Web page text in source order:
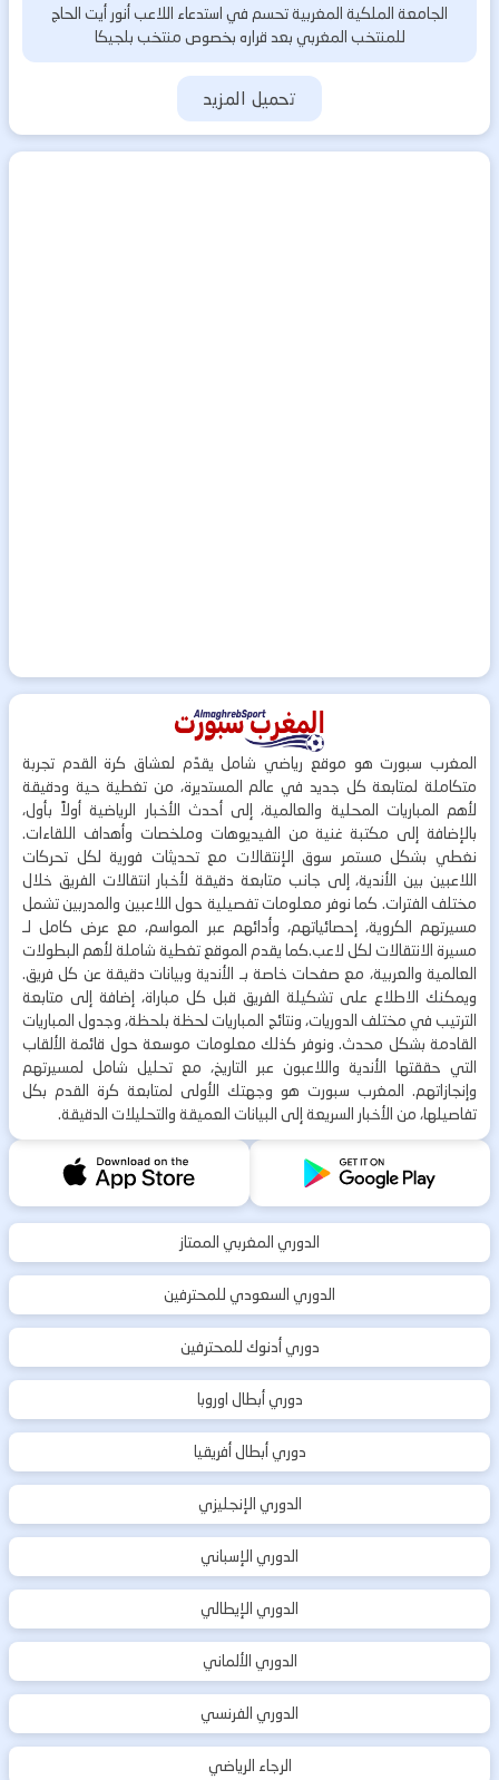
الجامعة الملكية المغربية تحسم في استدعاء اللاعب أنور أيت الحاج
للمنتخب المغربي بعد قراره بخصوص منتخب بلجيكا
تحميل المزيد
المغرب سبورت هو موقع رياضي شامل يقدّم لعشاق كرة القدم تجربة
متكاملة لمتابعة كل جديد في عالم المستديرة، من تغطية حية ودقيقة
لأهم المباريات المحلية والعالمية، إلى أحدث الأخبار الرياضية أولاً بأول،
بالإضافة إلى مكتبة غنية من الفيديوهات وملخصات وأهداف اللقاءات.
نغطي بشكل مستمر سوق الإنتقالات مع تحديثات فورية لكل تحركات
اللاعبين بين الأندية، إلى جانب متابعة دقيقة لأخبار انتقالات الفريق خلال
مختلف الفترات. كما نوفر معلومات تفصيلية حول اللاعبين والمدربين تشمل
مسيرتهم الكروية، إحصائياتهم، وأدائهم عبر المواسم، مع عرض كامل لـ
مسيرة الانتقالات لكل لاعب.كما يقدم الموقع تغطية شاملة لأهم البطولات
العالمية والعربية، مع صفحات خاصة بـ الأندية وبيانات دقيقة عن كل فريق.
ويمكنك الاطلاع على تشكيلة الفريق قبل كل مباراة، إضافة إلى متابعة
الترتيب في مختلف الدوريات، ونتائج المباريات لحظة بلحظة، وجدول المباريات
القادمة بشكل محدث. ونوفر كذلك معلومات موسعة حول قائمة الألقاب
التي حققتها الأندية واللاعبون عبر التاريخ، مع تحليل شامل لمسيرتهم
وإنجازاتهم. المغرب سبورت هو وجهتك الأولى لمتابعة كرة القدم بكل
تفاصيلها، من الأخبار السريعة إلى البيانات العميقة والتحليلات الدقيقة.
الدوري المغربي الممتاز
الدوري السعودي للمحترفين
دوري أدنوك للمحترفين
دوري أبطال اوروبا
دوري أبطال أفريقيا
الدوري الإنجليزي
الدوري الإسباني
الدوري الإيطالي
الدوري الألماني
الدوري الفرنسي
الرجاء الرياضي